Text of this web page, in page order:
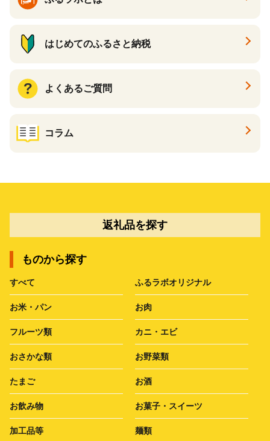
はじめてのふるさと納税
よくあるご質問
コラム
返礼品を探す
ものから探す
すべて ふるラボオリジナル
お米・パン お肉
フルーツ類 カニ・エビ
おさかな類 お野菜類
たまご お酒
お飲み物 お菓子・スイーツ
加工品等 麺類